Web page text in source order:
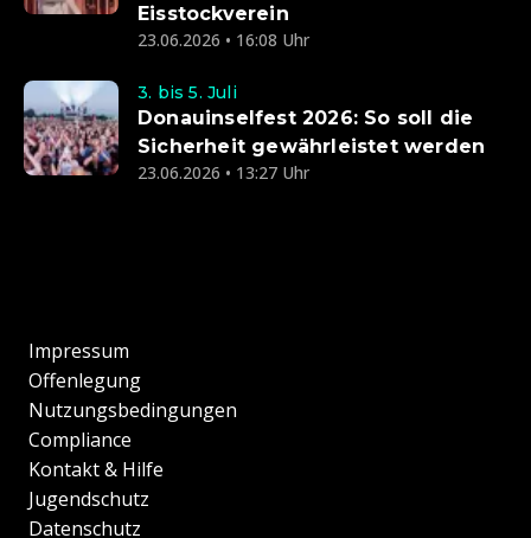
Eisstockverein
23.06.2026 • 16:08 Uhr
3. bis 5. Juli
Donauinselfest 2026: So soll die
Sicherheit gewährleistet werden
23.06.2026 • 13:27 Uhr
Impressum
Offenlegung
Nutzungsbedingungen
Compliance
Kontakt & Hilfe
Jugendschutz
Datenschutz